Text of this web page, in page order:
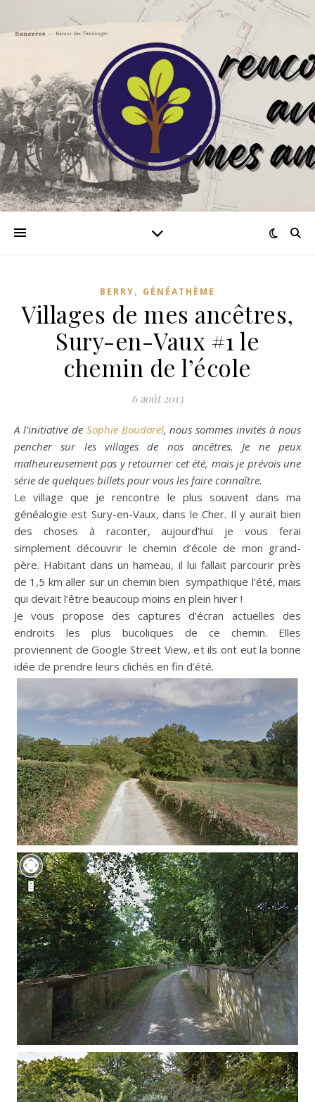
BERRY, GÉNÉATHÈME
Villages de mes ancêtres,
Sury-en-Vaux #1 le
chemin de l’école
6 août 2013
A l’initiative de Sophie Boudarel, nous sommes invités à nous
pencher sur les villages de nos ancêtres. Je ne peux
malheureusement pas y retourner cet été, mais je prévois une
série de quelques billets pour vous les faire connaître.
Le village que je rencontre le plus souvent dans ma
généalogie est Sury-en-Vaux, dans le Cher. Il y aurait bien
des choses à raconter, aujourd’hui je vous ferai
simplement découvrir le chemin d’école de mon grand-
père. Habitant dans un hameau, il lui fallait parcourir près
de 1,5 km aller sur un chemin bien sympathique l’été, mais
qui devait l’être beaucoup moins en plein hiver !
Je vous propose des captures d’écran actuelles des
endroits les plus bucoliques de ce chemin. Elles
proviennent de Google Street View, et ils ont eut la bonne
idée de prendre leurs clichés en fin d’été.